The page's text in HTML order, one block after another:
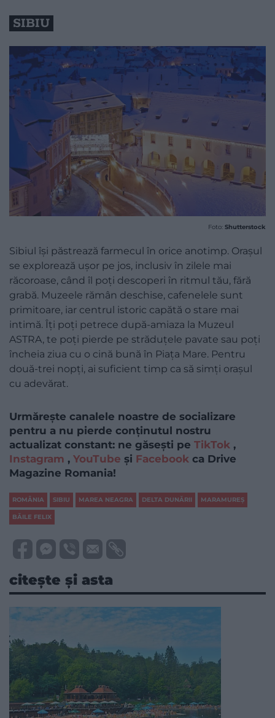
SIBIU
Foto: Shutterstock
Sibiul își păstrează farmecul în orice anotimp. Orașul
se explorează ușor pe jos, inclusiv în zilele mai
răcoroase, când îl poți descoperi în ritmul tău, fără
grabă. Muzeele rămân deschise, cafenelele sunt
primitoare, iar centrul istoric capătă o stare mai
intimă. Îți poți petrece după-amiaza la Muzeul
ASTRA, te poți pierde pe străduțele pavate sau poți
încheia ziua cu o cină bună în Piața Mare. Pentru
două-trei nopți, ai suficient timp ca să simți orașul
cu adevărat.
Urmărește canalele noastre de socializare
pentru a nu pierde conținutul nostru
actualizat constant: ne găsești pe TikTok ,
Instagram , YouTube și Facebook ca Drive
Magazine Romania!
ROMÂNIA SIBIU MAREA NEAGRA DELTA DUNĂRII MARAMUREȘ
BĂILE FELIX
citește și asta